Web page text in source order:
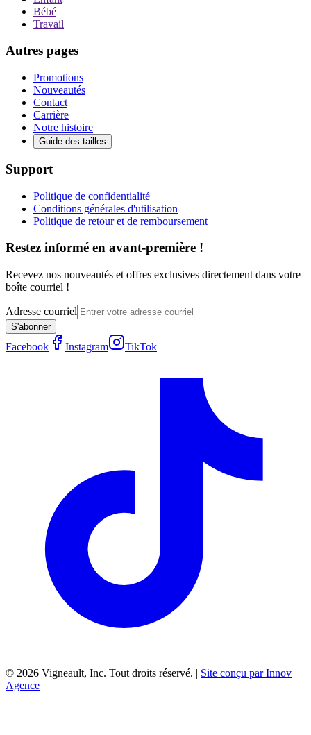
Bébé
Travail
Autres pages
Promotions
Nouveautés
Contact
Carrière
Notre histoire
Guide des tailles
Support
Politique de confidentialité
Conditions générales d'utilisation
Politique de retour et de remboursement
Restez informé en avant-première !
Recevez nos nouveautés et offres exclusives directement dans votre
boîte courriel !
Adresse courriel
S'abonner
Facebook Instagram TikTok
© 2026 Vigneault, Inc. Tout droits réservé. | Site conçu par Innov
Agence